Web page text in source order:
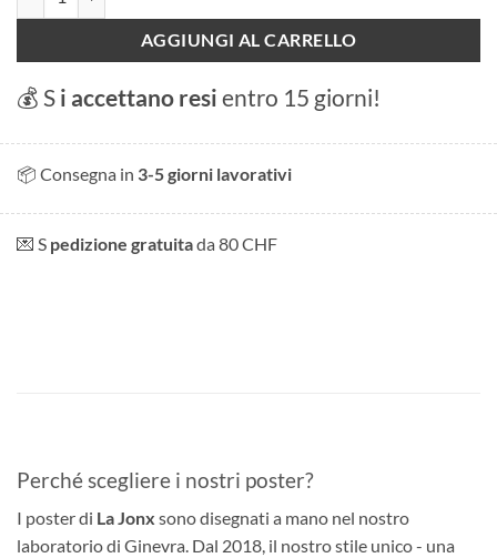
AGGIUNGI AL CARRELLO
💰 S i accettano resi entro 15 giorni!
📦 Consegna in 3-5 giorni lavorativi
💌 S pedizione gratuitada 80 CHF
Perché scegliere i nostri poster?
I poster di La Jonx sono disegnati a mano nel nostro
laboratorio di Ginevra. Dal 2018, il nostro stile unico - una